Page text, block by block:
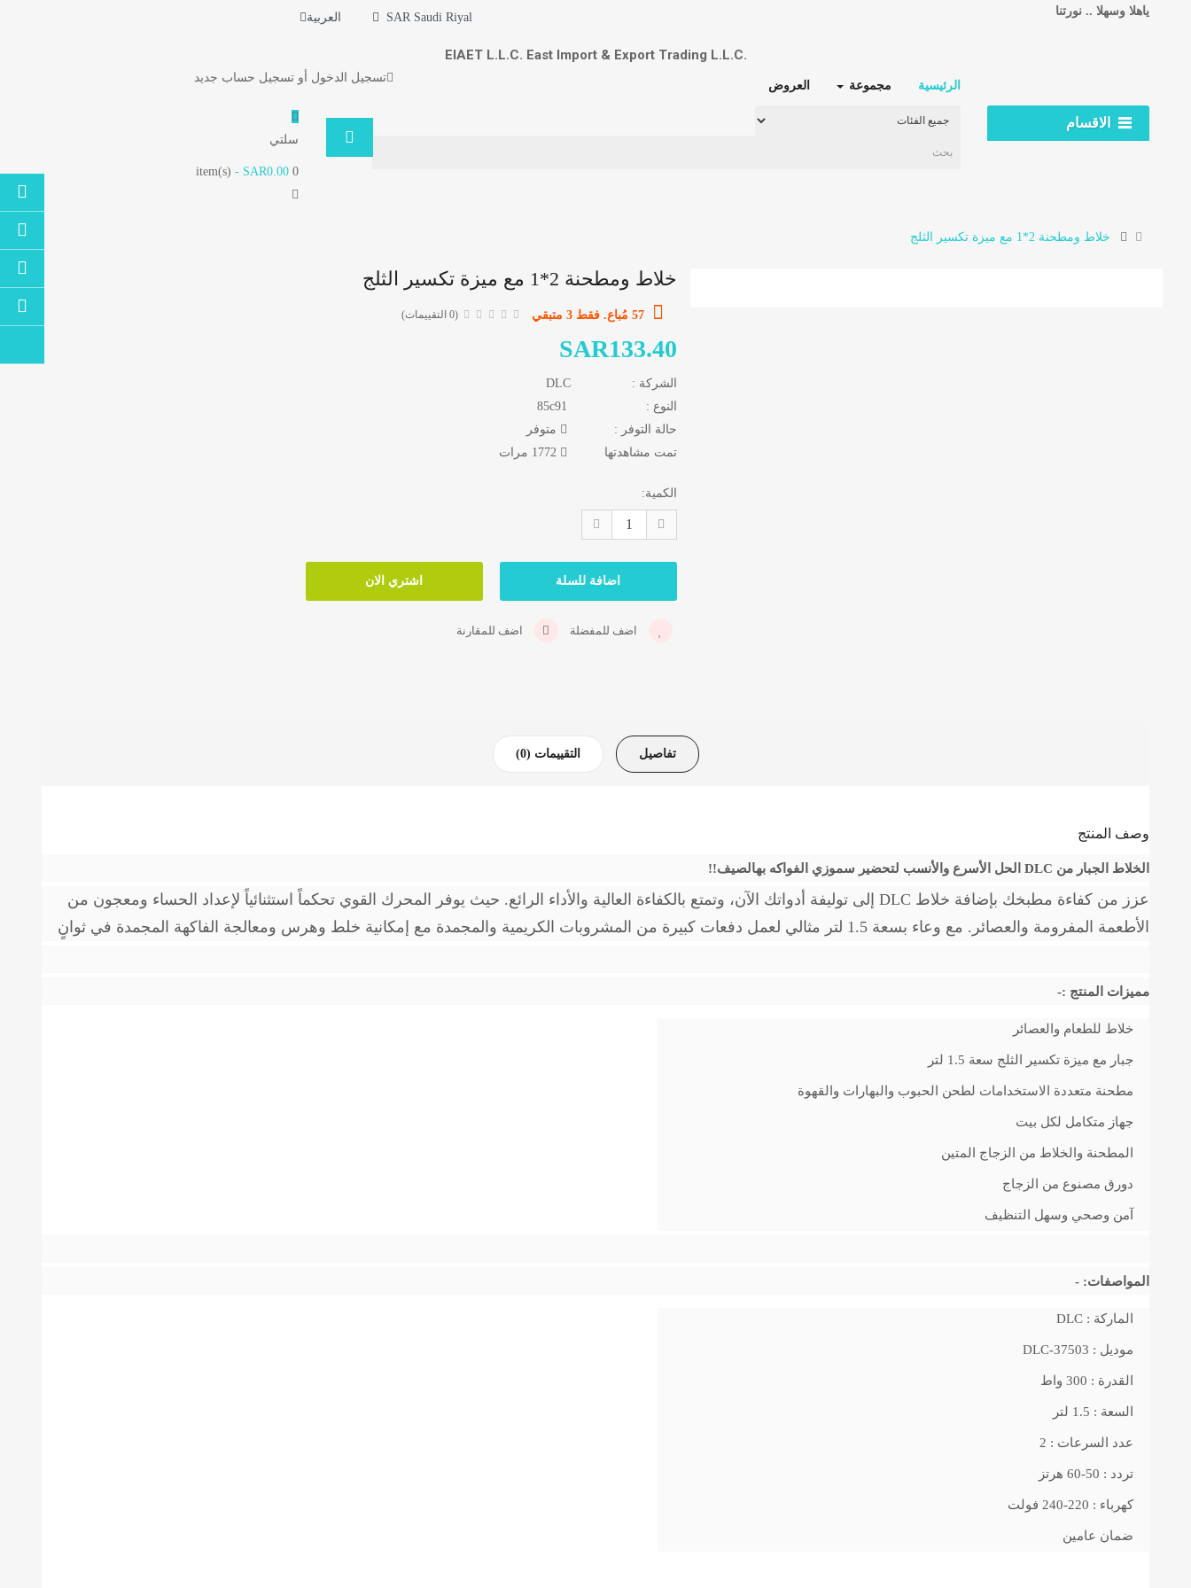
ياهلا وسهلا .. نورتنا SAR Saudi Riyal العربية
EIAET L.L.C. East Import & Export Trading L.L.C.
الرئيسية مجموعة العروض
تسجيل الدخول أوتسجيل حساب جديد
الاقسام
سلتي
0
item(s)
- SAR0.00
خلاط ومطحنة 2*1 مع ميزة تكسير الثلج
خلاط ومطحنة 2*1 مع ميزة تكسير الثلج
(0 التقييمات) 57 مُباع. فقط 3 متبقي
SAR133.40
الشركة :
DLC
النوع :
حالة التوفر :
متوفر
تمت مشاهدتها
1772 مرات
الكمية:
اضف للمفضلة اضف للمقارنة
تفاصيل التقييمات (0)
وصف المنتج
الخلاط الجبار من DLC الحل الأسرع والأنسب لتحضير سموزي الفواكه بهالصيف!!
عزز من كفاءة مطبخك بإضافة خلاط DLC إلى توليفة أدواتك الآن، وتمتع بالكفاءة العالية والأداء الرائع. حيث يوفر المحرك القوي تحكماً استثنائياً لإعداد الحساء ومعجون من
الأطعمة المفرومة والعصائر. مع وعاء بسعة 1.5 لتر مثالي لعمل دفعات كبيرة من المشروبات الكريمية والمجمدة مع إمكانية خلط وهرس ومعالجة الفاكهة المجمدة في ثوانٍ
مميزات المنتج :-
خلاط للطعام والعصائر
جبار مع ميزة تكسير الثلج سعة 1.5 لتر
مطحنة متعددة الاستخدامات لطحن الحبوب والبهارات والقهوة
جهاز متكامل لكل بيت
المطحنة والخلاط من الزجاج المتين
دورق مصنوع من الزجاج
آمن وصحي وسهل التنظيف
المواصفات: -
الماركة : DLC
موديل : DLC-37503
القدرة : 300 واط
السعة : 1.5 لتر
عدد السرعات : 2
تردد : 50-60 هرتز
كهرباء : 220-240 فولت
ضمان عامين